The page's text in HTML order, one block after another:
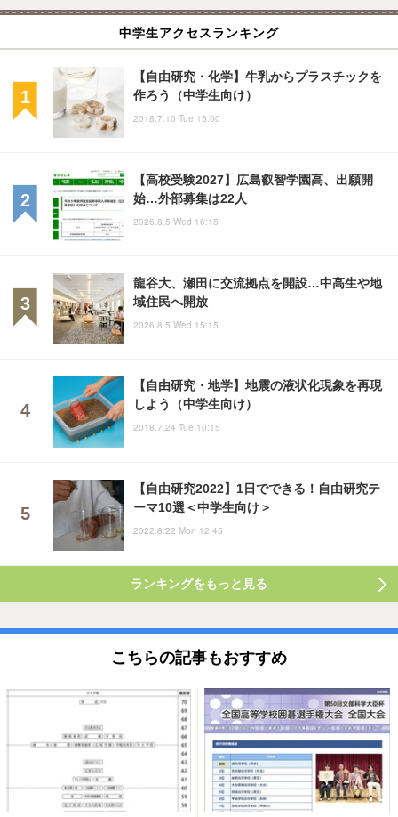
中学生アクセスランキング
【自由研究・化学】牛乳からプラスチックを
作ろう（中学生向け）
2018.7.10 Tue 15:00
【高校受験2027】広島叡智学園高、出願開
始…外部募集は22人
2026.8.5 Wed 16:15
龍谷大、瀬田に交流拠点を開設…中高生や地
域住民へ開放
2026.8.5 Wed 15:15
【自由研究・地学】地震の液状化現象を再現
しよう（中学生向け）
2018.7.24 Tue 10:15
【自由研究2022】1日でできる！自由研究テ
ーマ10選＜中学生向け＞
2022.8.22 Mon 12:45
ランキングをもっと見る
こちらの記事もおすすめ